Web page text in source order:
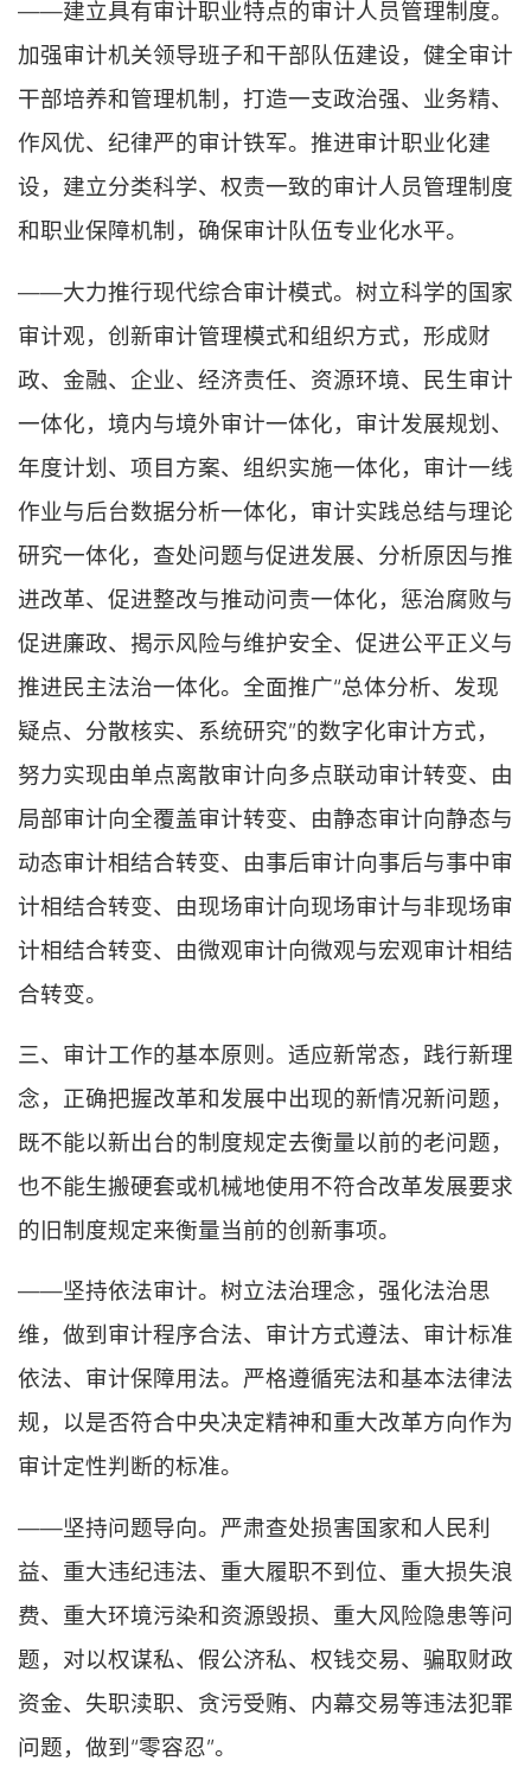
——建立具有审计职业特点的审计人员管理制度。
加强审计机关领导班子和干部队伍建设，健全审计
干部培养和管理机制，打造一支政治强、业务精、
作风优、纪律严的审计铁军。推进审计职业化建
设，建立分类科学、权责一致的审计人员管理制度
和职业保障机制，确保审计队伍专业化水平。
——大力推行现代综合审计模式。树立科学的国家
审计观，创新审计管理模式和组织方式，形成财
政、金融、企业、经济责任、资源环境、民生审计
一体化，境内与境外审计一体化，审计发展规划、
年度计划、项目方案、组织实施一体化，审计一线
作业与后台数据分析一体化，审计实践总结与理论
研究一体化，查处问题与促进发展、分析原因与推
进改革、促进整改与推动问责一体化，惩治腐败与
促进廉政、揭示风险与维护安全、促进公平正义与
推进民主法治一体化。全面推广“总体分析、发现
疑点、分散核实、系统研究”的数字化审计方式，
努力实现由单点离散审计向多点联动审计转变、由
局部审计向全覆盖审计转变、由静态审计向静态与
动态审计相结合转变、由事后审计向事后与事中审
计相结合转变、由现场审计向现场审计与非现场审
计相结合转变、由微观审计向微观与宏观审计相结
合转变。
三、审计工作的基本原则。适应新常态，践行新理
念，正确把握改革和发展中出现的新情况新问题，
既不能以新出台的制度规定去衡量以前的老问题，
也不能生搬硬套或机械地使用不符合改革发展要求
的旧制度规定来衡量当前的创新事项。
——坚持依法审计。树立法治理念，强化法治思
维，做到审计程序合法、审计方式遵法、审计标准
依法、审计保障用法。严格遵循宪法和基本法律法
规，以是否符合中央决定精神和重大改革方向作为
审计定性判断的标准。
——坚持问题导向。严肃查处损害国家和人民利
益、重大违纪违法、重大履职不到位、重大损失浪
费、重大环境污染和资源毁损、重大风险隐患等问
题，对以权谋私、假公济私、权钱交易、骗取财政
资金、失职渎职、贪污受贿、内幕交易等违法犯罪
问题，做到“零容忍”。